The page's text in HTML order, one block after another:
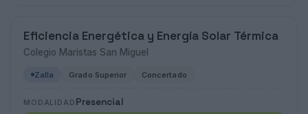
Eficiencia Energética y Energía Solar Térmica
Colegio Maristas San Miguel
Zalla Grado Superior Concertado
MODALIDAD Presencial